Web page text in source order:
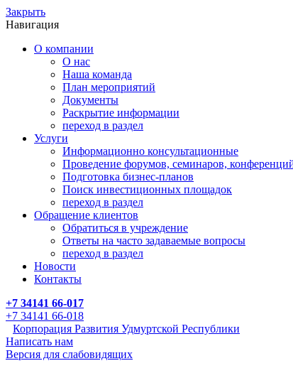
Закрыть
Навигация
О компании
О нас
Наша команда
План мероприятий
Документы
Раскрытие информации
переход в раздел
Услуги
Информационно консультационные
Проведение форумов, семинаров,
Подготовка бизнес-планов
Поиск инвестиционных площадок
переход в раздел
Обращение клиентов
Обратиться в учреждение
Ответы на часто задаваемые вопросы
переход в раздел
Новости
Контакты
+7 34141 66-017
+7 34141 66-018
Корпорация Развития Удмуртской Республики
Написать нам
Версия для слабовидящих